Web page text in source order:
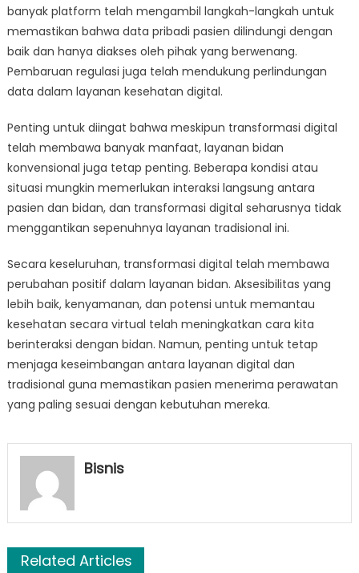
banyak platform telah mengambil langkah-langkah untuk
memastikan bahwa data pribadi pasien dilindungi dengan
baik dan hanya diakses oleh pihak yang berwenang.
Pembaruan regulasi juga telah mendukung perlindungan
data dalam layanan kesehatan digital.
Penting untuk diingat bahwa meskipun transformasi digital
telah membawa banyak manfaat, layanan bidan
konvensional juga tetap penting. Beberapa kondisi atau
situasi mungkin memerlukan interaksi langsung antara
pasien dan bidan, dan transformasi digital seharusnya tidak
menggantikan sepenuhnya layanan tradisional ini.
Secara keseluruhan, transformasi digital telah membawa
perubahan positif dalam layanan bidan. Aksesibilitas yang
lebih baik, kenyamanan, dan potensi untuk memantau
kesehatan secara virtual telah meningkatkan cara kita
berinteraksi dengan bidan. Namun, penting untuk tetap
menjaga keseimbangan antara layanan digital dan
tradisional guna memastikan pasien menerima perawatan
yang paling sesuai dengan kebutuhan mereka.
Bisnis
Related Articles